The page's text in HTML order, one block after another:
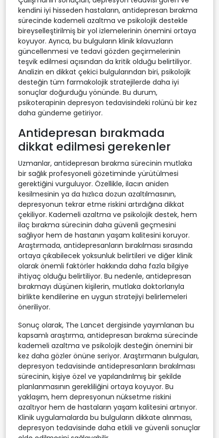
kendini iyi hisseden hastaların, antidepresan bırakma
sürecinde kademeli azaltma ve psikolojik destekle
bireyselleştirilmiş bir yol izlemelerinin önemini ortaya
koyuyor. Ayrıca, bu bulguların klinik kılavuzların
güncellenmesi ve tedavi gözden geçirmelerinin
teşvik edilmesi açısından da kritik olduğu belirtiliyor.
Analizin en dikkat çekici bulgularından biri, psikolojik
desteğin tüm farmakolojik stratejilerde daha iyi
sonuçlar doğurduğu yönünde. Bu durum,
psikoterapinin depresyon tedavisindeki rolünü bir kez
daha gündeme getiriyor.
Antidepresan bırakmada
dikkat edilmesi gerekenler
Uzmanlar, antidepresan bırakma sürecinin mutlaka
bir sağlık profesyoneli gözetiminde yürütülmesi
gerektiğini vurguluyor. Özellikle, ilacın aniden
kesilmesinin ya da hızlıca dozun azaltılmasının,
depresyonun tekrar etme riskini artırdığına dikkat
çekiliyor. Kademeli azaltma ve psikolojik destek, hem
ilaç bırakma sürecinin daha güvenli geçmesini
sağlıyor hem de hastanın yaşam kalitesini koruyor.
Araştırmada, antidepresanların bırakılması sırasında
ortaya çıkabilecek yoksunluk belirtileri ve diğer klinik
olarak önemli faktörler hakkında daha fazla bilgiye
ihtiyaç olduğu belirtiliyor. Bu nedenle, antidepresan
bırakmayı düşünen kişilerin, mutlaka doktorlarıyla
birlikte kendilerine en uygun stratejiyi belirlemeleri
öneriliyor.
Sonuç olarak, The Lancet dergisinde yayımlanan bu
kapsamlı araştırma, antidepresan bırakma sürecinde
kademeli azaltma ve psikolojik desteğin önemini bir
kez daha gözler önüne seriyor. Araştırmanın bulguları,
depresyon tedavisinde antidepresanların bırakılması
sürecinin, kişiye özel ve yapılandırılmış bir şekilde
planlanmasının gerekliliğini ortaya koyuyor. Bu
yaklaşım, hem depresyonun nüksetme riskini
azaltıyor hem de hastaların yaşam kalitesini artırıyor.
Klinik uygulamalarda bu bulguların dikkate alınması,
depresyon tedavisinde daha etkili ve güvenli sonuçlar